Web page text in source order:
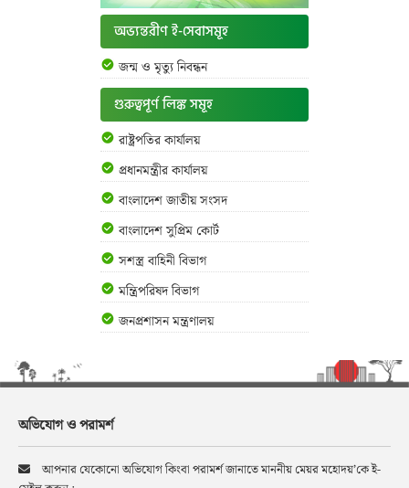
অভ্যন্তরীণ ই-সেবাসমূহ
জন্ম ও মৃত্যু নিবন্ধন
গুরুত্বপূর্ণ লিঙ্ক সমূহ
রাষ্ট্রপতির কার্যালয়
প্রধানমন্ত্রীর কার্যালয়
বাংলাদেশ জাতীয় সংসদ
বাংলাদেশ সুপ্রিম কোর্ট
সশস্ত্র বাহিনী বিভাগ
মন্ত্রিপরিষদ বিভাগ
জনপ্রশাসন মন্ত্রণালয়
অভিযোগ ও পরামর্শ
আপনার যেকোনো অভিযোগ কিংবা পরামর্শ জানাতে মাননীয় মেয়র মহোদয়’কে ই-